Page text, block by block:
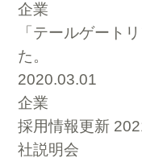
企業
「テールゲート
た。
2020.03.01
企業
採用情報更新
社説明会